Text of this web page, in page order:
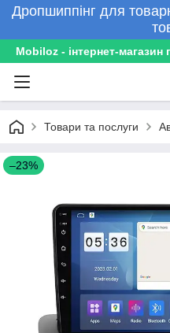
Дропшиппінг для
Mobiloz - інтернет-магазин
Товари та послуги
–23%